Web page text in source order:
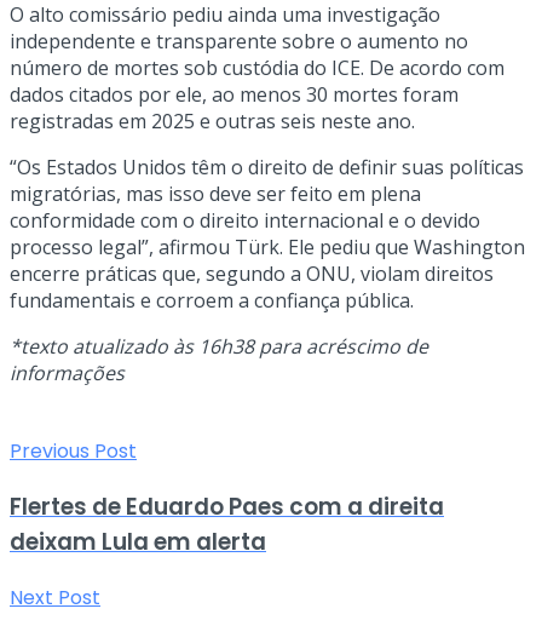
O alto comissário pediu ainda uma investigação
independente e transparente sobre o aumento no
número de mortes sob custódia do ICE. De acordo com
dados citados por ele, ao menos 30 mortes foram
registradas em 2025 e outras seis neste ano.
“Os Estados Unidos têm o direito de definir suas políticas
migratórias, mas isso deve ser feito em plena
conformidade com o direito internacional e o devido
processo legal”, afirmou Türk. Ele pediu que Washington
encerre práticas que, segundo a ONU, violam direitos
fundamentais e corroem a confiança pública.
*texto atualizado às 16h38 para acréscimo de
informações
Previous Post
Flertes de Eduardo Paes com a direita
deixam Lula em alerta
Next Post